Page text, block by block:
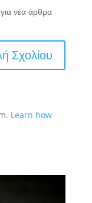
νέα άρθρα
Learn how